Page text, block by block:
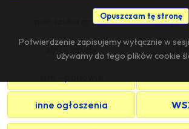
Opuszczam tę stronę
Potwierdzenie zapisujemy wyłącznie w
używamy do tego plików cookie
pan szuka grupy
s/m - grupy s/
inne ogłoszenia